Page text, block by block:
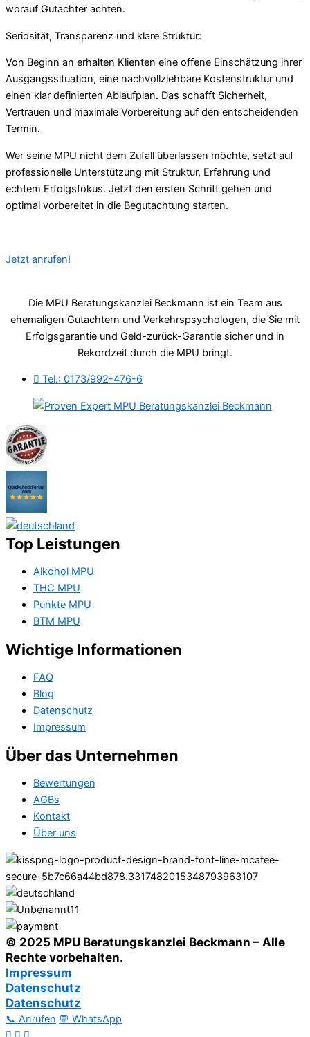
worauf Gutachter achten.
Seriosität, Transparenz und klare Struktur:
Von Beginn an erhalten Klienten eine offene Einschätzung ihrer
Ausgangssituation, eine nachvollziehbare Kostenstruktur und
einen klar definierten Ablaufplan. Das schafft Sicherheit,
Vertrauen und maximale Vorbereitung auf den entscheidenden
Termin.
Wer seine MPU nicht dem Zufall überlassen möchte, setzt auf
professionelle Unterstützung mit Struktur, Erfahrung und
echtem Erfolgsfokus. Jetzt den ersten Schritt gehen und
optimal vorbereitet in die Begutachtung starten.
Jetzt anrufen!
Die MPU Beratungskanzlei Beckmann ist ein Team aus
ehemaligen Gutachtern und Verkehrspsychologen, die Sie mit
Erfolgsgarantie und Geld-zurück-Garantie sicher und in
Rekordzeit durch die MPU bringt.
Tel.: 0173/992-476-6
Top Leistungen
Alkohol MPU
THC MPU
Punkte MPU
BTM MPU
Wichtige Informationen
FAQ
Blog
Datenschutz
Impressum
Über das Unternehmen
Bewertungen
AGBs
Kontakt
Über uns
© 2025 MPU Beratungskanzlei Beckmann – Alle
Rechte vorbehalten.
Impressum
Datenschutz
Datenschutz
📞 Anrufen 💬 WhatsApp